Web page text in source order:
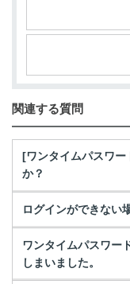
関連する質問
[ワンタイムパスワ
か？
ログインができない
ワンタイムパスワー
しまいました。